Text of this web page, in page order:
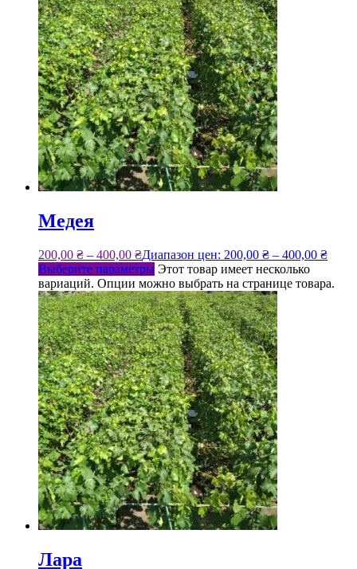
Медея
200,00 ₴ – 400,00 ₴Диапазон цен: 200,00 ₴ – 400,00 ₴
Выберите параметры Этот товар имеет несколько
вариаций. Опции можно выбрать на странице товара.
Лара